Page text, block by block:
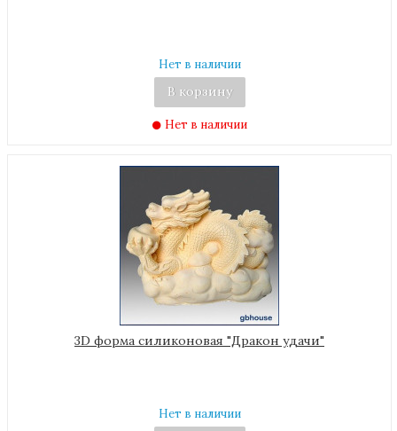
Нет в наличии
В корзину
Нет в наличии
3D форма силиконовая "Дракон удачи"
Нет в наличии